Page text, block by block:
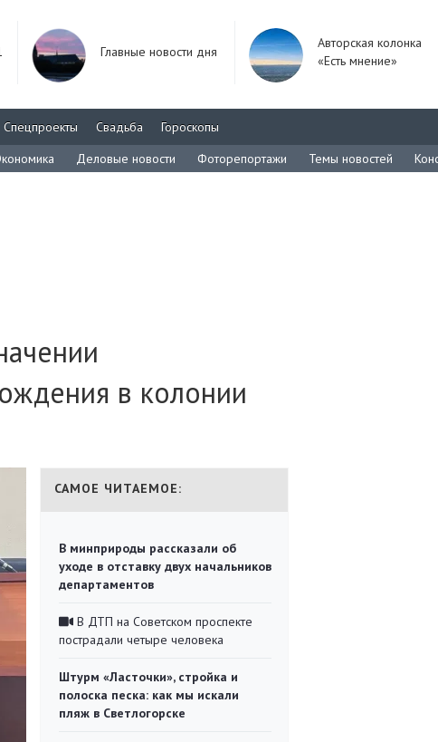
Главные новости дня
Авторская колонка
«Есть мнение»
Спецпроекты Свадьба
Гороскопы
Деловые новости Фоторепортажи Темы новостей
в колонии
САМОЕ ЧИТАЕМОЕ:
В минприроды рассказали об
уходе в отставку двух начальников
департаментов
В ДТП на Советском проспекте
пострадали четыре человека
Штурм «Ласточки», стройка и
полоска песка: как мы искали
пляж в Светлогорске